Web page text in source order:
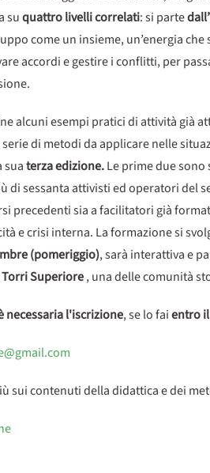
suquattro livelli correlati: si parte
come un insieme, un’energia
accordi e gestire i conflitti, per
alcuni esempi pratici di attività già
di metodi da applicare nelle
suaterza edizione.Le prime due
di sessanta attivisti ed operatori del
precedenti sia a facilitatori già
e crisi interna. La formazione si
(pomeriggio), sarà interattiva e
Torri Superiore, una delle comunità
necessaria l'iscrizione, se lo faientro
sui contenuti della didattica e dei